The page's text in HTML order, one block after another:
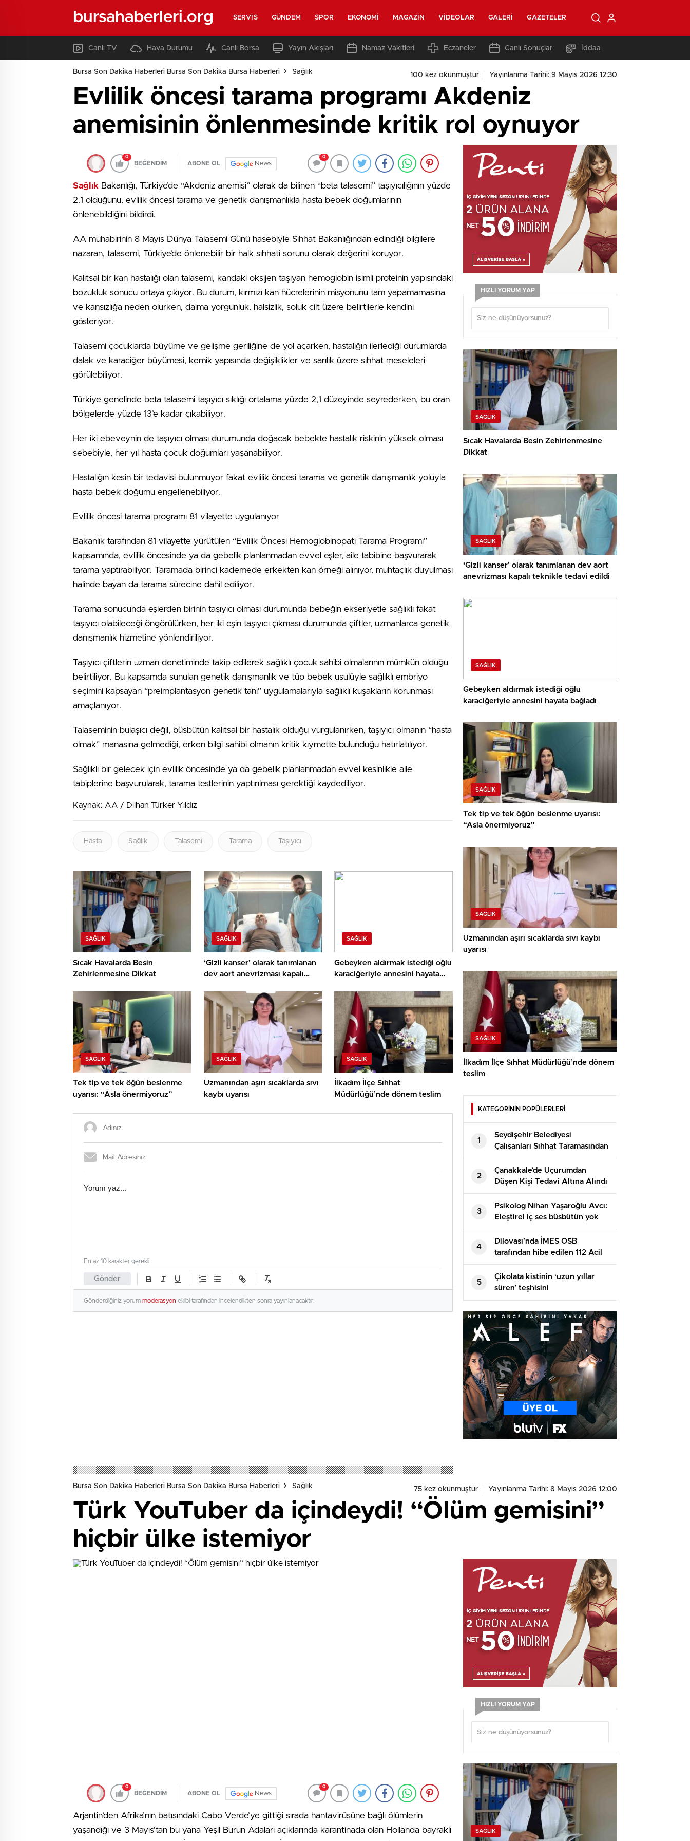
bursahaberleri.org SERVIS GÜNDEM SPOR EKONOMI MAGAZIN VIDEOLAR GALERI GAZETELER
Canlı TV Hava Durumu Canlı Borsa Yayın Akışları Namaz Vakitleri Eczaneler Canlı Sonuçlar İddaa
Bursa Son Dakika Haberleri Bursa Son Dakika Bursa Haberleri Sağlık 100 kez okunmuştur Yayınlanma Tarihi: 9 Mayıs 2026 12:30
Evlilik öncesi tarama programı Akdeniz
anemisinin önlenmesinde kritik rol oynuyor
0
BEĞENDİM ABONE OL News
0
Sağlık Bakanlığı, Türkiye’de “Akdeniz anemisi” olarak da bilinen “beta talasemi” taşıyıcılığının yüzde
2,1 olduğunu, evlilik öncesi tarama ve genetik danışmanlıkla hasta bebek doğumlarının
önlenebildiğini bildirdi.
AA muhabirinin 8 Mayıs Dünya Talasemi Günü hasebiyle Sıhhat Bakanlığından edindiği bilgilere
nazaran, talasemi, Türkiye’de önlenebilir bir halk sıhhati sorunu olarak değerini koruyor.
Kalıtsal bir kan hastalığı olan talasemi, kandaki oksijen taşıyan hemoglobin isimli proteinin yapısındaki
bozukluk sonucu ortaya çıkıyor. Bu durum, kırmızı kan hücrelerinin misyonunu tam yapamamasına
ve kansızlığa neden olurken, daima yorgunluk, halsizlik, soluk cilt üzere belirtilerle kendini
gösteriyor.
Talasemi çocuklarda büyüme ve gelişme geriliğine de yol açarken, hastalığın ilerlediği durumlarda
dalak ve karaciğer büyümesi, kemik yapısında değişiklikler ve sarılık üzere sıhhat meseleleri
görülebiliyor.
Türkiye genelinde beta talasemi taşıyıcı sıklığı ortalama yüzde 2,1 düzeyinde seyrederken, bu oran
bölgelerde yüzde 13’e kadar çıkabiliyor.
Her iki ebeveynin de taşıyıcı olması durumunda doğacak bebekte hastalık riskinin yüksek olması
sebebiyle, her yıl hasta çocuk doğumları yaşanabiliyor.
Hastalığın kesin bir tedavisi bulunmuyor fakat evlilik öncesi tarama ve genetik danışmanlık yoluyla
hasta bebek doğumu engellenebiliyor.
Evlilik öncesi tarama programı 81 vilayette uygulanıyor
Bakanlık tarafından 81 vilayette yürütülen “Evlilik Öncesi Hemoglobinopati Tarama Programı”
kapsamında, evlilik öncesinde ya da gebelik planlanmadan evvel eşler, aile tabibine başvurarak
tarama yaptırabiliyor. Taramada birinci kademede erkekten kan örneği alınıyor, muhtaçlık duyulması
halinde bayan da tarama sürecine dahil ediliyor.
Tarama sonucunda eşlerden birinin taşıyıcı olması durumunda bebeğin ekseriyetle sağlıklı fakat
taşıyıcı olabileceği öngörülürken, her iki eşin taşıyıcı çıkması durumunda çiftler, uzmanlarca genetik
danışmanlık hizmetine yönlendiriliyor.
Taşıyıcı çiftlerin uzman denetiminde takip edilerek sağlıklı çocuk sahibi olmalarının mümkün olduğu
belirtiliyor. Bu kapsamda sunulan genetik danışmanlık ve tüp bebek usulüyle sağlıklı embriyo
seçimini kapsayan “preimplantasyon genetik tanı” uygulamalarıyla sağlıklı kuşakların korunması
amaçlanıyor.
Talaseminin bulaşıcı değil, büsbütün kalıtsal bir hastalık olduğu vurgulanırken, taşıyıcı olmanın “hasta
olmak” manasına gelmediği, erken bilgi sahibi olmanın kritik kıymette bulunduğu hatırlatılıyor.
Sağlıklı bir gelecek için evlilik öncesinde ya da gebelik planlanmadan evvel kesinlikle aile
tabiplerine başvurularak, tarama testlerinin yaptırılması gerektiği kaydediliyor.
Kaynak: AA / Dilhan Türker Yıldız
Hasta Sağlık Talasemi Tarama Taşıyıcı
SAĞLIK
Sıcak Havalarda Besin
Zehirlenmesine Dikkat
SAĞLIK
‘Gizli kanser’ olarak tanımlanan
dev aort anevrizması kapalı
SAĞLIK
Gebeyken aldırmak istediği oğlu
karaciğeriyle annesini hayata
SAĞLIK
Tek tip ve tek öğün beslenme
uyarısı: “Asla önermiyoruz”
SAĞLIK
Uzmanından aşırı sıcaklarda sıvı
kaybı uyarısı
SAĞLIK
İlkadım İlçe Sıhhat
Müdürlüğü’nde dönem teslim
Gönder
En az 10 karakter gerekli
Gönderdiğiniz yorum moderasyon ekibi tarafından incelendikten sonra yayınlanacaktır.
HIZLI YORUM YAP
SAĞLIK
Sıcak Havalarda Besin Zehirlenmesine
Dikkat
SAĞLIK
‘Gizli kanser’ olarak tanımlanan dev aort
anevrizması kapalı teknikle tedavi edildi
SAĞLIK
Gebeyken aldırmak istediği oğlu
karaciğeriyle annesini hayata bağladı
SAĞLIK
Tek tip ve tek öğün beslenme uyarısı:
“Asla önermiyoruz”
SAĞLIK
Uzmanından aşırı sıcaklarda sıvı kaybı
uyarısı
SAĞLIK
İlkadım İlçe Sıhhat Müdürlüğü’nde dönem
teslim
KATEGORİNİN POPÜLERLERİ
1
Seydişehir Belediyesi
Çalışanları Sıhhat Taramasından
Geçti
2
Çanakkale’de Uçurumdan
Düşen Kişi Tedavi Altına Alındı
3
Psikolog Nihan Yaşaroğlu Avcı:
Eleştirel iç ses büsbütün yok
edilemez
4
Dilovası’nda İMES OSB
tarafından hibe edilen 112 Acil
Sıhhat Hizmetleri İstasyonu
açıldı
5
Çikolata kistinin ‘uzun yıllar
süren’ teşhisini
hızlandırabilecek buluş
Bursa Son Dakika Haberleri Bursa Son Dakika Bursa Haberleri Sağlık 75 kez okunmuştur Yayınlanma Tarihi: 8 Mayıs 2026 12:00
Türk YouTuber da içindeydi! “Ölüm gemisini”
hiçbir ülke istemiyor
0
BEĞENDİM ABONE OL News
0
Arjantin’den Afrika’nın batısındaki Cabo Verde’ye gittiği sırada hantavirüsüne bağlı ölümlerin
yaşandığı ve 3 Mayıs’tan bu yana Yeşil Burun Adaları açıklarında karantinada olan Hollanda bayraklı
HIZLI YORUM YAP
SAĞLIK